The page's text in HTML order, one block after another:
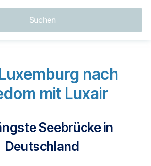
Suchen
nach
mit Luxair
Seebrücke in
Deutschland